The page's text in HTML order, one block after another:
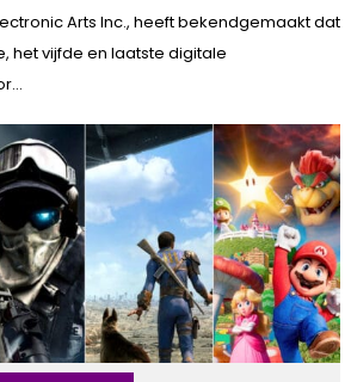
Arts Inc., heeft bekendgemaakt dat
het vijfde en laatste digitale